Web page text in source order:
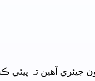
جيئري آهين تہ